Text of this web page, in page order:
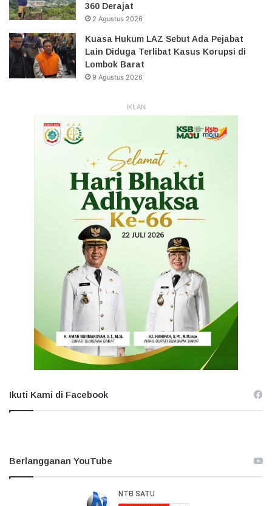
360 Derajat
2 Agustus 2026
Kuasa Hukum LAZ Sebut Ada Pejabat
Lain Diduga Terlibat Kasus Korupsi di
Lombok Barat
9 Agustus 2026
IKLAN
Ikuti Kami di Facebook
Berlangganan YouTube